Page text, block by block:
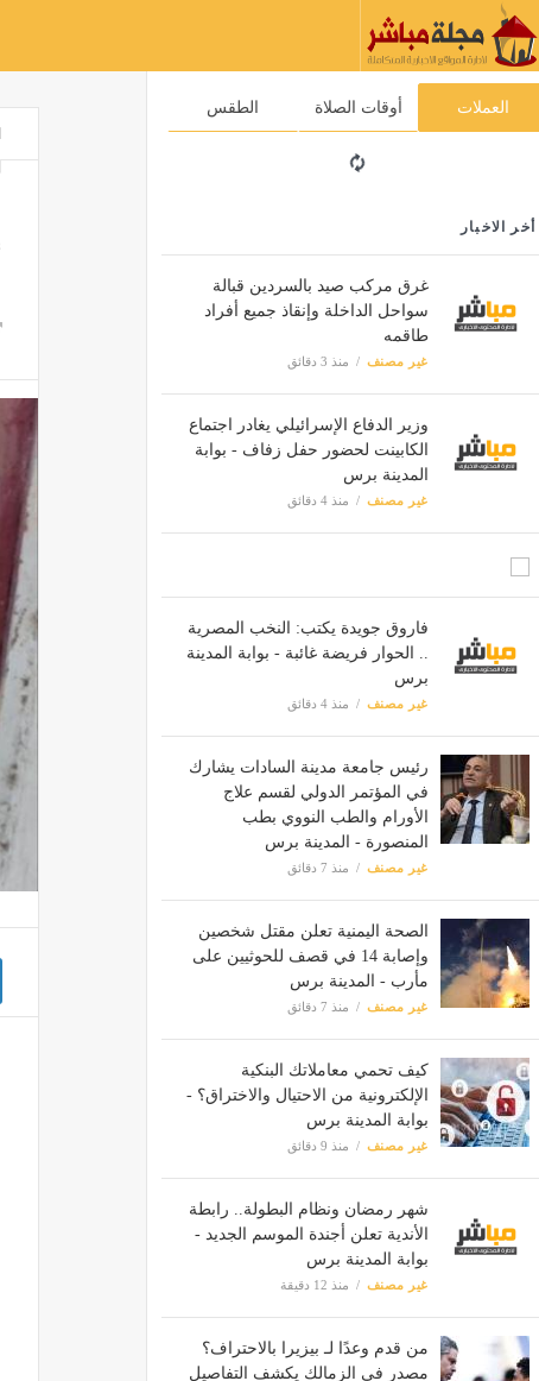
العملات أوقات الصلاة الطقس
أخر الاخبار
غرق مركب صيد بالسردين قبالة
سواحل الداخلة وإنقاذ جميع أفراد
طاقمه
غير مصنف منذ 3 دقائق
وزير الدفاع الإسرائيلي يغادر اجتماع
الكابينت لحضور حفل زفاف - بوابة
المدينة برس
غير مصنف منذ 4 دقائق
فاروق جويدة يكتب: النخب المصرية
.. الحوار فريضة غائبة - بوابة المدينة
برس
غير مصنف منذ 4 دقائق
رئيس جامعة مدينة السادات يشارك
في المؤتمر الدولي لقسم علاج
الأورام والطب النووي بطب
المنصورة - المدينة برس
غير مصنف منذ 7 دقائق
الصحة اليمنية تعلن مقتل شخصين
وإصابة 14 في قصف للحوثيين على
مأرب - المدينة برس
غير مصنف منذ 7 دقائق
كيف تحمي معاملاتك البنكية
الإلكترونية من الاحتيال والاختراق؟ -
بوابة المدينة برس
غير مصنف منذ 9 دقائق
شهر رمضان ونظام البطولة.. رابطة
الأندية تعلن أجندة الموسم الجديد -
بوابة المدينة برس
غير مصنف منذ 12 دقيقة
من قدم وعدًا لـ بيزيرا بالاحتراف؟
مصدر في الزمالك يكشف التفاصيل